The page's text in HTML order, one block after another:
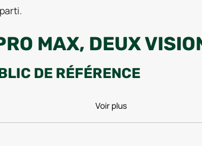
MAX, DEUX
DE RÉFÉRENCE
qu’on attend d’un iPhone
Voir plus